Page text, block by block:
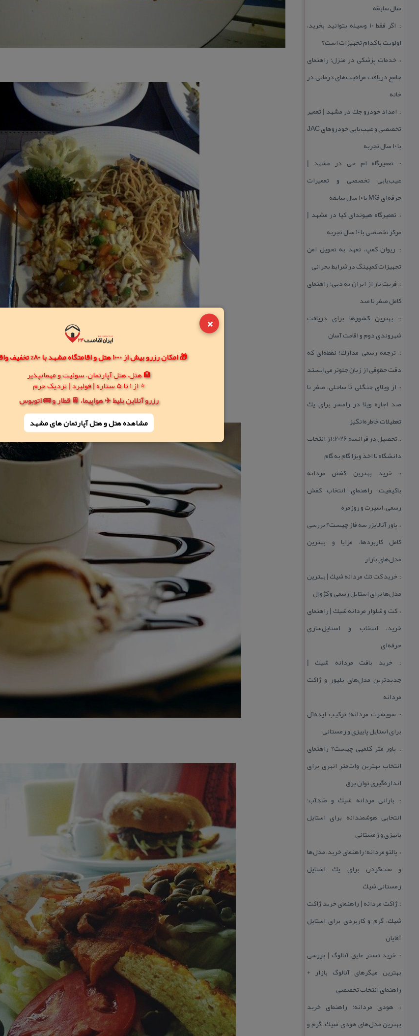
×
🎁 امکان رزرو بیش از 1000 هتل و اقامتگاه مشهد با 80% تخفیف واقعی
🏨 هتل، هتل آپارتمان، سوئیت و مهمانپذیر
⭐ از 1 تا 5 ستاره | فولبرد | نزدیک حرم
رزرو آنلاین بلیط ✈️ هواپیما، 🚆 قطار و 🚌 اتوبوس
مشاهده هتل و هتل‌ آپارتمان های مشهد
سال سابقه
::
اگر فقط 10 وسیله بتوانید بخرید،
اولویت با كدام تجهیزات است؟
:: خدمات پزشكی در منزل؛ راهنمای
جامع دریافت مراقبت‌های درمانی در
خانه
:: امداد خودرو جك در مشهد | تعمیر
تخصصی و عیب‌یابی خودروهای JAC
با ۱۰ سال تجربه
:: تعمیرگاه ام جی در مشهد |
عیب‌یابی تخصصی و تعمیرات
حرفه‌ای MG با ۱۰ سال سابقه
:: تعمیرگاه هیوندای كیا در مشهد |
مركز تخصصی با ۱۰ سال تجربه
:: ریوان كمپ، تعهد به تحویل امن
تجهیزات كمپینگ در شرایط بحرانی
:: فریت بار از ایران به دبی؛ راهنمای
كامل صفر تا صد
:: بهترین كشورها برای دریافت
شهروندی دوم و اقامت آسان
:: ترجمه رسمی مدارك؛ نقطه‌ای كه
دقت حقوقی از زبان جلوتر می‌ایستد
:: از ویلای جنگلی تا ساحلی، صفر تا
صد اجاره ویلا در رامسر برای یك
تعطیلات خاطره‌انگیز
::
تحصیل در فرانسه 2026؛ از انتخاب
دانشگاه تا اخذ ویزا گام به گام
::خرید بهترین كفش مردانه
باكیفیت؛ راهنمای انتخاب كفش
رسمی، اسپرت و روزمره
:: پاور آنالایزر سه فاز چیست؟ بررسی
كامل كاربردها، مزایا و بهترین
مدل‌های بازار
::خرید كت تك مردانه شیك | بهترین
مدل‌ها برای استایل رسمی و كژوال
::كت و شلوار مردانه شیك | راهنمای
خرید، انتخاب و استایل‌سازی
حرفه‌ای
::خرید بافت مردانه شیك |
جدیدترین مدل‌های پلیور و ژاكت
مردانه
:: سویشرت مردانه؛ تركیب ایده‌آل
برای استایل پاییزی و زمستانی
:: پاور متر كلمپی چیست؟ راهنمای
انتخاب بهترین وات‌متر انبری برای
اندازه‌گیری توان برق
:: بارانی مردانه شیك و ضدآب؛
انتخابی هوشمندانه برای استایل
پاییزی و زمستانی
:: پالتو مردانه؛ راهنمای خرید، مدل‌ها
و ست‌كردن برای یك استایل
زمستانی شیك
::ژاكت مردانه | راهنمای خرید ژاكت
شیك، گرم و كاربردی برای استایل
آقایان
:: خرید تستر عایق آنالوگ | بررسی
بهترین میگرهای آنالوگ بازار +
راهنمای انتخاب تخصصی
:: هودی مردانه؛ راهنمای خرید
بهترین مدل‌های هودی شیك، گرم و